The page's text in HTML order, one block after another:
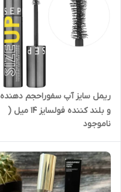
ریمل سایز آپ سفوراحجم دهنده
و بلند کننده فولسایز 14 میل (
size up maskara
ناموجود